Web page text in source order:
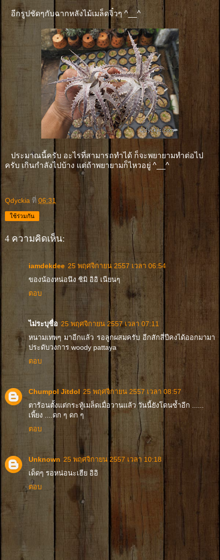
อีกรูปชัดๆกับฉากหลังไม้เมล็ดจิ๋วๆ ^__^
ประมาณนี้ครับ อะไรที่สามารถทำได้ ก็จะพยายามทำต่อไป
ครับ เกินกำลังไปบ้าง แต่ถ้าพยายามก็ไหวอยู่ ^__^
Qdyckia ที่ 06:31
ใช้ร่วมกัน
4 ความคิดเห็น:
iamdekdee 25 พฤศจิกายน 2557 เวลา 06:54
ของน้องหน่อนึง ชิมิ อิอิ เนียนๆ
ตอบ
ไม่ระบุชื่อ 25 พฤศจิกายน 2557 เวลา 07:11
หนามเทพๆ มาอีกแล้ว รอลูกผสมครับ อีกสักสี่ปีคงได้ออกมามา
ประดับวงการ woody pattaya
ตอบ
Chumpol Jitdol 25 พฤศจิกายน 2557 เวลา 08:57
ตาร้อนตั้งแต่กระทู้เมล็ดเมื่อวานแล้ว วันนี้ยังโดนซ้ำอีก ......
เพี้ยง ....ดก ๆ ดก ๆ
ตอบ
Unknown 25 พฤศจิกายน 2557 เวลา 10:18
เด็ดๆ รอหน่อนะเฮีย อิอิ
ตอบ